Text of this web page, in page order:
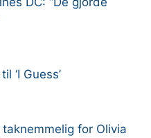
‘I Guess’
for Olivia